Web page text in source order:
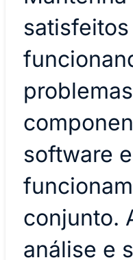
software
conjunto.
análise e